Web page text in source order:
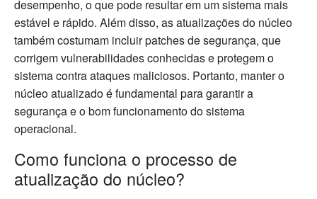
desempenho, o que pode resultar em um sistema mais
estável e rápido. Além disso, as atualizações do núcleo
também costumam incluir patches de segurança, que
corrigem vulnerabilidades conhecidas e protegem o
sistema contra ataques maliciosos. Portanto, manter o
núcleo atualizado é fundamental para garantir a
segurança e o bom funcionamento do sistema
operacional.
Como funciona o processo de
atualização do núcleo?